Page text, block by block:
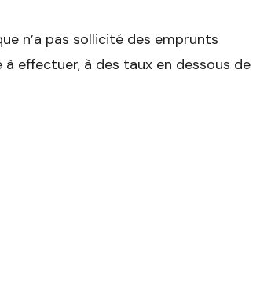
n’a pas sollicité des emprunts
effectuer, à des taux en dessous de